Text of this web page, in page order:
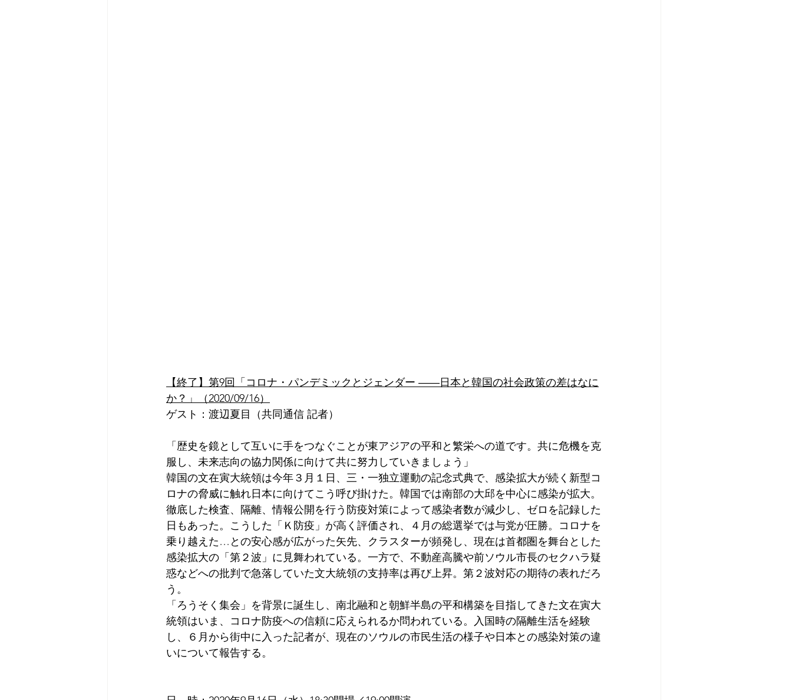
【終了】第9回「コロナ・パンデミックとジェンダー ――日本と韓国の社会政策の差はなに
か？」（2020/09/16）
ゲスト：渡辺夏目（共同通信 記者）
「歴史を鏡として互いに手をつなぐことが東アジアの平和と繁栄への道です。共に危機を克
服し、未来志向の協力関係に向けて共に努力していきましょう」
韓国の文在寅大統領は今年３月１日、三・一独立運動の記念式典で、感染拡大が続く新型コ
ロナの脅威に触れ日本に向けてこう呼び掛けた。韓国では南部の大邱を中心に感染が拡大。
徹底した検査、隔離、情報公開を行う防疫対策によって感染者数が減少し、ゼロを記録した
日もあった。こうした「Ｋ防疫」が高く評価され、４月の総選挙では与党が圧勝。コロナを
乗り越えた…との安心感が広がった矢先、クラスターが頻発し、現在は首都圏を舞台とした
感染拡大の「第２波」に見舞われている。一方で、不動産高騰や前ソウル市長のセクハラ疑
惑などへの批判で急落していた文大統領の支持率は再び上昇。第２波対応の期待の表れだろ
う。
「ろうそく集会」を背景に誕生し、南北融和と朝鮮半島の平和構築を目指してきた文在寅大
統領はいま、コロナ防疫への信頼に応えられるか問われている。入国時の隔離生活を経験
し、６月から街中に入った記者が、現在のソウルの市民生活の様子や日本との感染対策の違
いについて報告する。